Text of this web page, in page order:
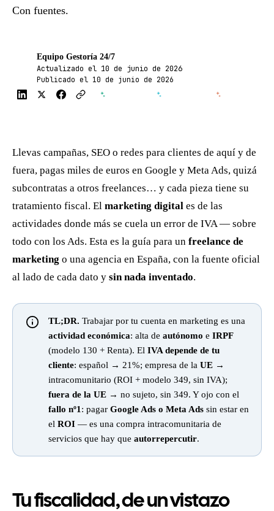
Tema oscuro
5,0 en Google · 81+ reseñas
Con fuentes.
Equipo Gestoría 24/7
Actualizado el 10 de junio de 2026
Publicado el 10 de junio de 2026
Llevas campañas, SEO o redes para clientes de aquí y de
fuera, pagas miles de euros en Google y Meta Ads, quizá
subcontratas a otros freelances… y cada pieza tiene su
tratamiento fiscal. El marketing digital es de las
actividades donde más se cuela un error de IVA — sobre
todo con los Ads. Esta es la guía para un freelance de
marketing o una agencia en España, con la fuente oficial
al lado de cada dato y sin nada inventado.
TL;DR. Trabajar por tu cuenta en marketing es una
actividad económica: alta de autónomo e IRPF
(modelo 130 + Renta). El IVA depende de tu
cliente: español → 21%; empresa de la UE →
intracomunitario (ROI + modelo 349, sin IVA);
fuera de la UE → no sujeto, sin 349. Y ojo con el
fallo nº1 : pagar Google Ads o Meta Ads sin estar en
el ROI — es una compra intracomunitaria de
servicios que hay que autorrepercutir.
Tu fiscalidad, de un vistazo